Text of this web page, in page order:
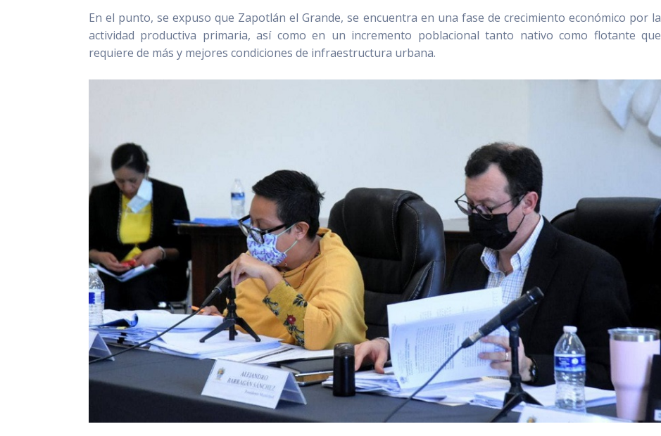
En el punto, se expuso que Zapotlán el Grande, se encuentra en una fase de crecimiento económico por la
actividad productiva primaria, así como en un incremento poblacional tanto nativo como flotante que
requiere de más y mejores condiciones de infraestructura urbana.